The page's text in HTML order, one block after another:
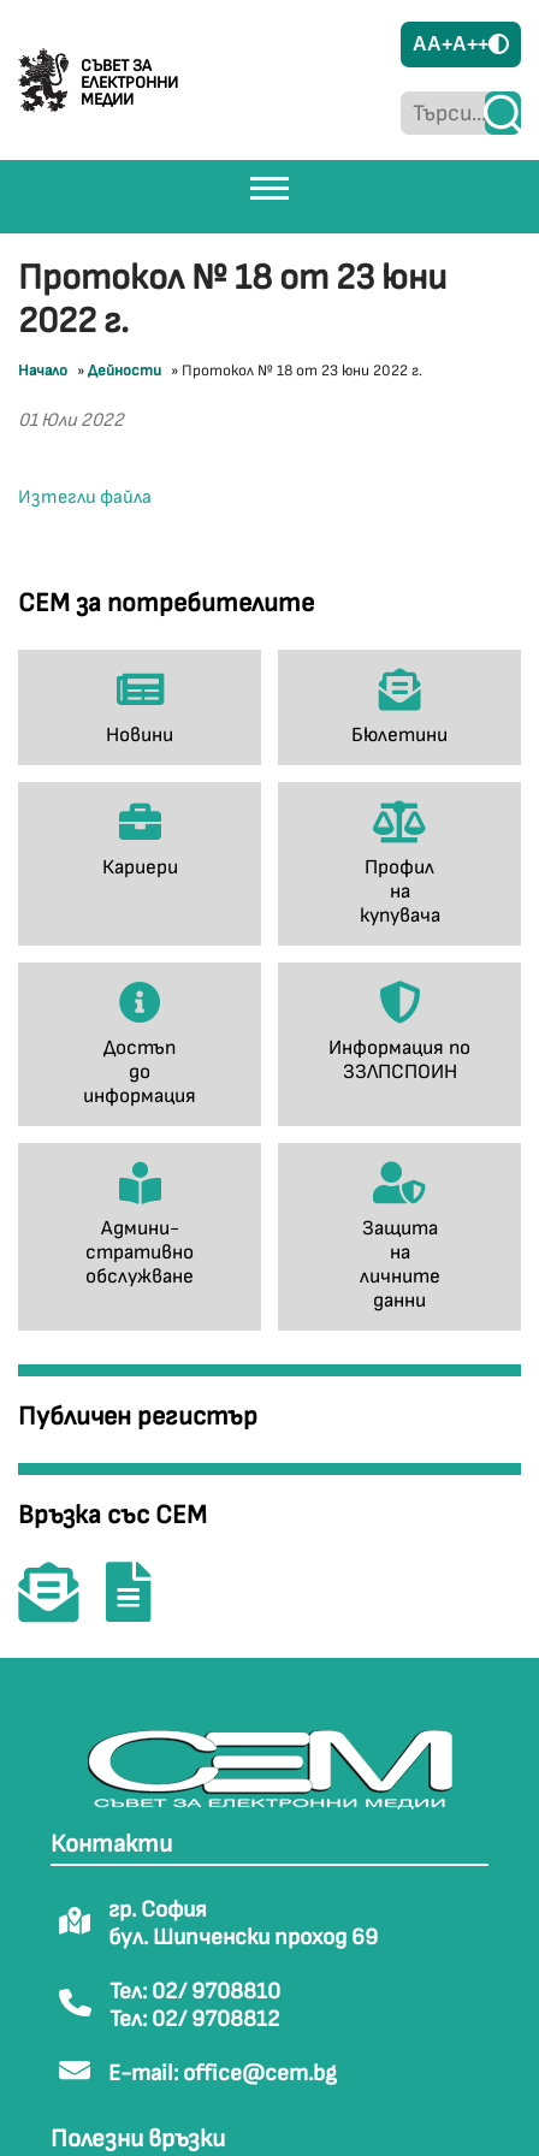
СЪВЕТ ЗА
ЕЛЕКТРОННИ
МЕДИИ
AA+A++
СЕМ за потребителите
Новини Бюлетини
Кариери
Профил
на
купувача
Достъп
до
информация
Информация по
ЗЗЛПСПОИН
Админи-
стративно
обслужване
Защита
на
личните
данни
Публичен регистър
Връзка със СЕМ
Протокол № 18 от 23 юни
2022 г.
Начало »Дейности » Протокол № 18 от 23 юни 2022 г.
01 Юли 2022
Изтегли файла
Контакти
гр. София
бул. Шипченски проход 69
Тел: 02/ 9708810
Тел: 02/ 9708812
E-mail: office@cem.bg
Полезни връзки